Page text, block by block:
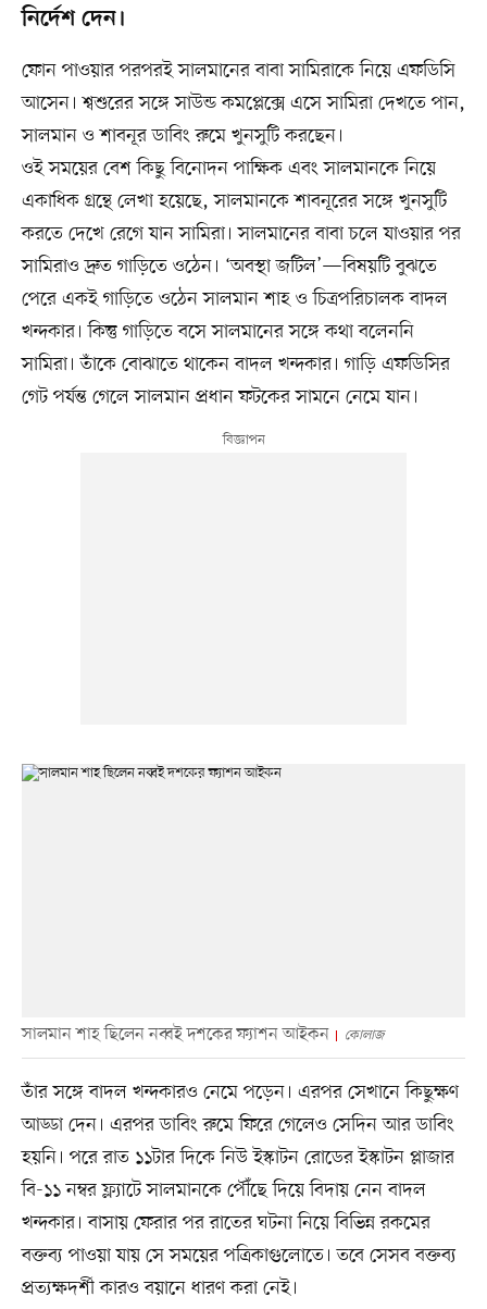
নির্দেশ দেন।
ফোন পাওয়ার পরপরই সালমানের বাবা সামিরাকে নিয়ে এফডিসি
আসেন। শ্বশুরের সঙ্গে সাউন্ড কমপ্লেক্সে এসে সামিরা দেখতে পান,
সালমান ও শাবনূর ডাবিং রুমে খুনসুটি করছেন।
ওই সময়ের বেশ কিছু বিনোদন পাক্ষিক এবং সালমানকে নিয়ে
একাধিক গ্রন্থে লেখা হয়েছে, সালমানকে শাবনূরের সঙ্গে খুনসুটি
করতে দেখে রেগে যান সামিরা। সালমানের বাবা চলে যাওয়ার পর
সামিরাও দ্রুত গাড়িতে ওঠেন। ‘অবস্থা জটিল’—বিষয়টি বুঝতে
পেরে একই গাড়িতে ওঠেন সালমান শাহ ও চিত্রপরিচালক বাদল
খন্দকার। কিন্তু গাড়িতে বসে সালমানের সঙ্গে কথা বলেননি
সামিরা। তাঁকে বোঝাতে থাকেন বাদল খন্দকার। গাড়ি এফডিসির
গেট পর্যন্ত গেলে সালমান প্রধান ফটকের সামনে নেমে যান।
সালমান শাহ ছিলেন নব্বই দশকের ফ্যাশন আইকন কোলাজ
তাঁর সঙ্গে বাদল খন্দকারও নেমে পড়েন। এরপর সেখানে কিছুক্ষণ
আড্ডা দেন। এরপর ডাবিং রুমে ফিরে গেলেও সেদিন আর ডাবিং
হয়নি। পরে রাত ১১টার দিকে নিউ ইস্কাটন রোডের ইস্কাটন প্লাজার
বি-১১ নম্বর ফ্ল্যাটে সালমানকে পৌঁছে দিয়ে বিদায় নেন বাদল
খন্দকার। বাসায় ফেরার পর রাতের ঘটনা নিয়ে বিভিন্ন রকমের
বক্তব্য পাওয়া যায় সে সময়ের পত্রিকাগুলোতে। তবে সেসব বক্তব্য
প্রত্যক্ষদর্শী কারও বয়ানে ধারণ করা নেই।